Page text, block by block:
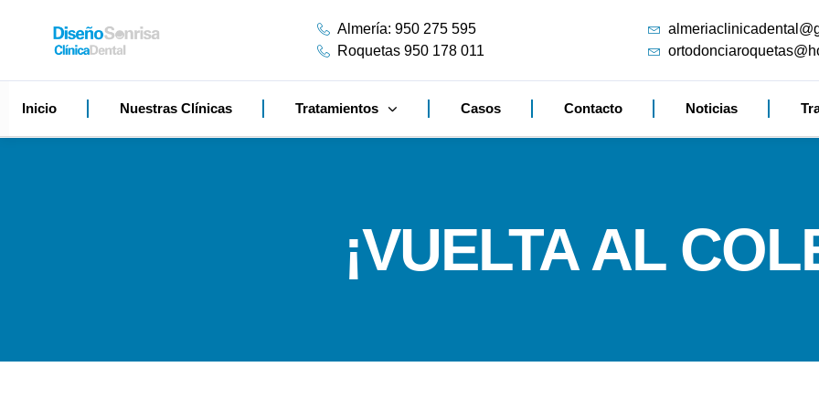
Almería: 950 275 595
Roquetas 950 178 011
Inicio Nuestras Clínicas Tratamientos Casos Contacto Noticias
¡VUELTA AL